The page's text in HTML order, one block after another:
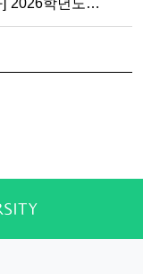
2026학년도 2학기